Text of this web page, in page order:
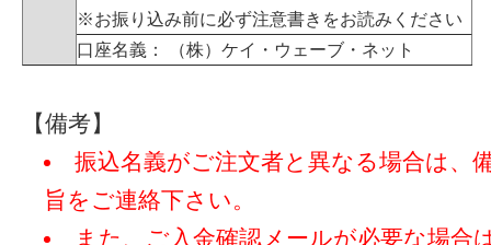
※お振り込み前に必ず注意書きをお読みください
口座名義： （株）ケイ・ウェーブ・ネット
【備考】
振込名義がご注文者と異なる場合は、
旨をご連絡下さい。
また、ご入金確認メールが必要な場合